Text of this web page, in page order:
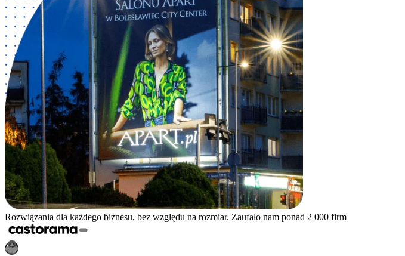
Rozwiązania dla każdego biznesu, bez względu na rozmiar. Zaufało nam ponad 2 000 firm